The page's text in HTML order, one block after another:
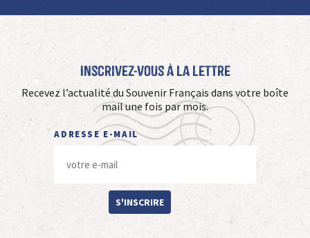
Inscrivez-vous à La Lettre
Recevez l’actualité du Souvenir Français dans votre boîte
mail une fois par mois.
ADRESSE E-MAIL
S'INSCRIRE